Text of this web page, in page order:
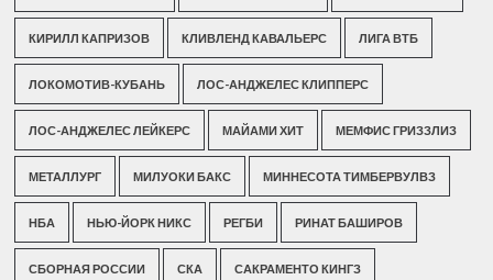
КИРИЛЛ КАПРИЗОВ КЛИВЛЕНД КАВАЛЬЕРС ЛИГА ВТБ
ЛОКОМОТИВ-КУБАНЬ ЛОС-АНДЖЕЛЕС КЛИППЕРС
ЛОС-АНДЖЕЛЕС ЛЕЙКЕРС МАЙАМИ ХИТ МЕМФИС ГРИЗЗЛИЗ
МЕТАЛЛУРГ МИЛУОКИ БАКС МИННЕСОТА ТИМБЕРВУЛВЗ
НБА НЬЮ-ЙОРК НИКС РЕГБИ РИНАТ БАШИРОВ
СБОРНАЯ РОССИИ СКА САКРАМЕНТО КИНГЗ